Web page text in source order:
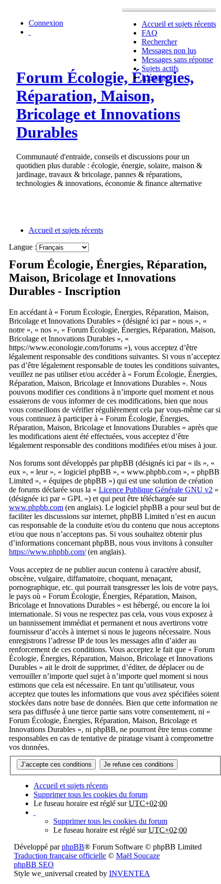
Accueil et sujets récents
FAQ
Rechercher
Messages non lus
Messages sans réponse
Sujets actifs
L’équipe
Connexion
Forum Écologie, Énergies,
Réparation, Maison,
Bricolage et Innovations
Durables
Communauté d'entraide, conseils et discussions pour un
quotidien plus durable : écologie, énergie, solaire, maison &
jardinage, travaux & bricolage, pannes & réparations,
technologies & innovations, économie & finance alternative
Accueil et sujets récents
Langue :
Forum Écologie, Énergies, Réparation,
Maison, Bricolage et Innovations
Durables - Inscription
En accédant à « Forum Écologie, Énergies, Réparation, Maison,
Bricolage et Innovations Durables » (désigné ici par « nous », «
notre », « nos », « Forum Écologie, Énergies, Réparation, Maison,
Bricolage et Innovations Durables », «
https://www.econologie.com/forums »), vous acceptez d’être
légalement responsable des conditions suivantes. Si vous n’acceptez
pas d’être légalement responsable de toutes les conditions suivantes,
veuillez ne pas utiliser et/ou accéder à « Forum Écologie, Énergies,
Réparation, Maison, Bricolage et Innovations Durables ». Nous
pouvons modifier ces conditions à n’importe quel moment et nous
essaierons de vous informer de ces modifications, bien que nous
vous conseillons de vérifier régulièrement cela par vous-même car si
vous continuez à participer à « Forum Écologie, Énergies,
Réparation, Maison, Bricolage et Innovations Durables » après que
les modifications aient été effectuées, vous acceptez d’être
légalement responsable des conditions modifiées et/ou mises à jour.
Nos forums sont développés par phpBB (désignés ici par « ils », «
eux », « leur », « logiciel phpBB », « www.phpbb.com », « phpBB
Limited », « équipes de phpBB ») qui est une solution de création
de forums déclarée sous la « Licence Publique Générale GNU v2 »
(désignée ici par « GPL ») et qui peut être téléchargée sur
www.phpbb.com (en anglais). Le logiciel phpBB a pour seul but de
faciliter les discussions sur internet, phpBB Limited n’est en aucun
cas responsable de la conduite et/ou du contenu que nous acceptons
et/ou que nous n’acceptons pas. Si vous souhaitez obtenir plus
d’informations concernant phpBB, nous vous invitons à consulter
https://www.phpbb.com/(en anglais).
Vous acceptez de ne publier aucun contenu à caractère abusif,
obscène, vulgaire, diffamatoire, choquant, menaçant,
pornographique, etc. qui pourrait transgresser les lois de votre pays,
le pays où « Forum Écologie, Énergies, Réparation, Maison,
Bricolage et Innovations Durables » est hébergé, ou encore la loi
internationale. Si vous ne respectez pas cela, vous vous exposez à
un bannissement immédiat et permanent et nous avertirons votre
fournisseur d’accès à internet si nous le jugeons nécessaire. Nous
enregistrons l’adresse IP de tous les messages afin d’aider au
renforcement de ces conditions. Vous acceptez le fait que « Forum
Écologie, Énergies, Réparation, Maison, Bricolage et Innovations
Durables » ait le droit de supprimer, d’éditer, de déplacer ou de
verrouiller n’importe quel sujet à n’importe quel moment si nous
estimons que cela est nécessaire. En tant qu’utilisateur, vous
acceptez que toutes les informations que vous avez spécifiées soient
stockées dans notre base de données. Bien que cette information ne
sera pas diffusée à une tierce partie sans votre consentement, ni «
Forum Écologie, Énergies, Réparation, Maison, Bricolage et
Innovations Durables », ni phpBB, ne pourront être tenus comme
responsables en cas de tentative de piratage visant à compromettre
vos données.
Accueil et sujets récents
Supprimer tous les cookies du forum
Le fuseau horaire est réglé surUTC+02:00
Supprimer tous les cookies du forum
Le fuseau horaire est réglé surUTC+02:00
Développé parphpBB® Forum Software © phpBB Limited
Traduction française officielle © Maël Soucaze
phpBB SEO
Style we_universal created by INVENTEA